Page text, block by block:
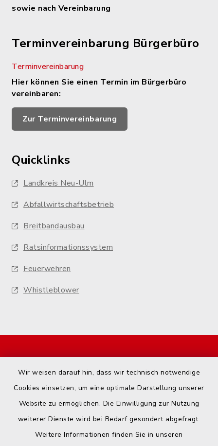
Wir weisen darauf hin, dass wir technisch notwendige
Cookies einsetzen, um eine optimale Darstellung unserer
Website zu ermöglichen. Die Einwilligung zur Nutzung
weiterer Dienste wird bei Bedarf gesondert abgefragt.
Weitere Informationen finden Sie in unseren
sowie nach Vereinbarung
Terminvereinbarung Bürgerbüro
Terminvereinbarung
Hier können Sie einen Termin im Bürgerbüro
vereinbaren:
Zur Terminvereinbarung
Quicklinks
Landkreis Neu-Ulm
Abfallwirtschaftsbetrieb
Breitbandausbau
Ratsinformationssystem
Feuerwehren
Whistleblower
Kontakt
Datenschutz